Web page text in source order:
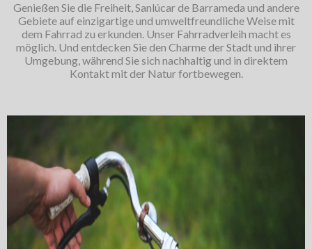
Genießen Sie die Freiheit, Sanlúcar de Barrameda und andere
Gebiete auf einzigartige und umweltfreundliche Weise mit
dem Fahrrad zu erkunden. Unser Fahrradverleih macht es
möglich. Und entdecken Sie den Charme der Stadt und ihrer
Umgebung, während Sie sich nachhaltig und in direktem
Kontakt mit der Natur fortbewegen.